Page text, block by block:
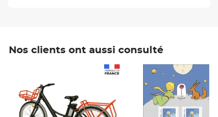
Nos clients ont aussi consulté
Prix 6,25€ HT